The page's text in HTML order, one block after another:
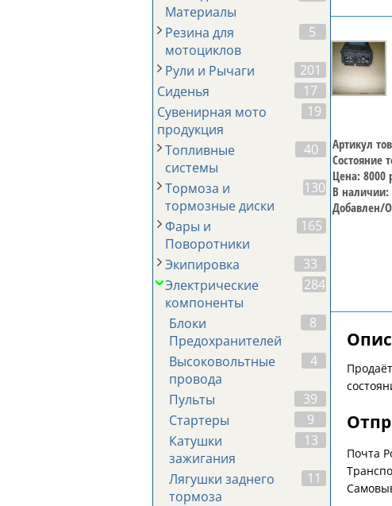
Материалы
Резина для
мотоциклов
5
Рули и Рычаги
201
Сиденья
17
Сувенирная мото
продукция
19
Топливные
системы
40
Тормоза и
тормозные диски
130
Фары и
Поворотники
165
Экипировка
33
Электрические
компоненты
284
Блоки
Предохранителей
8
Высоковольтные
провода
4
Пульты
39
Стартеры
9
Катушки
зажигания
13
Лягушки заднего
тормоза
11
Артикул
Состояние
Цена: 8000
В
Добавлен/
Почта